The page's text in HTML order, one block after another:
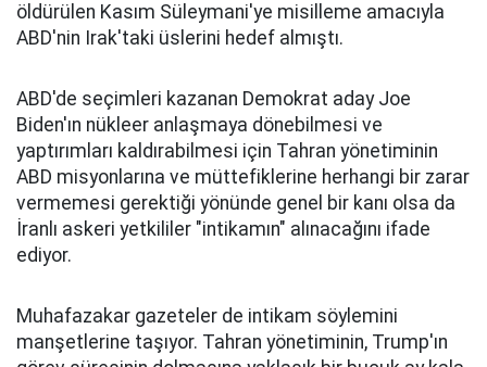
öldürülen Kasım Süleymani'ye misilleme amacıyla
ABD'nin Irak'taki üslerini hedef almıştı.
ABD'de seçimleri kazanan Demokrat aday Joe
Biden'ın nükleer anlaşmaya dönebilmesi ve
yaptırımları kaldırabilmesi için Tahran yönetiminin
ABD misyonlarına ve müttefiklerine herhangi bir zarar
vermemesi gerektiği yönünde genel bir kanı olsa da
İranlı askeri yetkililer "intikamın" alınacağını ifade
ediyor.
Muhafazakar gazeteler de intikam söylemini
manşetlerine taşıyor. Tahran yönetiminin, Trump'ın